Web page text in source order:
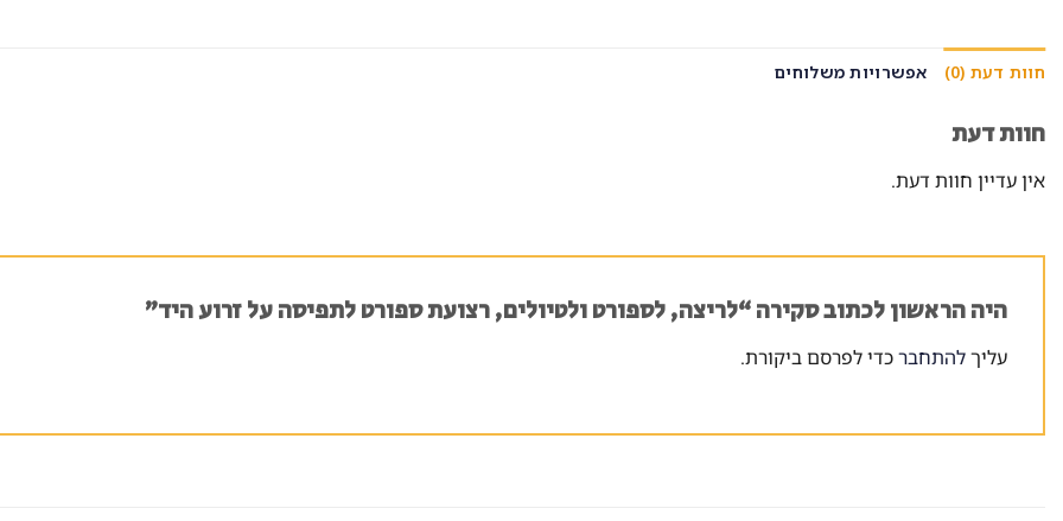
חוות דעת (0) אפשרויות משלוחים
חוות דעת
אין עדיין חוות דעת.
היה הראשון לכתוב סקירה “לריצה, לספורט ולטיולים, רצועת ספורט לתפיסה על זרוע היד”
עליךלהתחברכדי לפרסם ביקורת.